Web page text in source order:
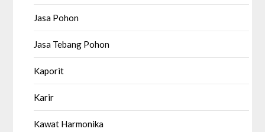
Jasa Pohon
Jasa Tebang Pohon
Kaporit
Karir
Kawat Harmonika